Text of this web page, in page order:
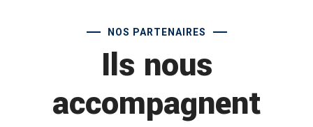
NOS PARTENAIRES
Ils nous
accompagnent